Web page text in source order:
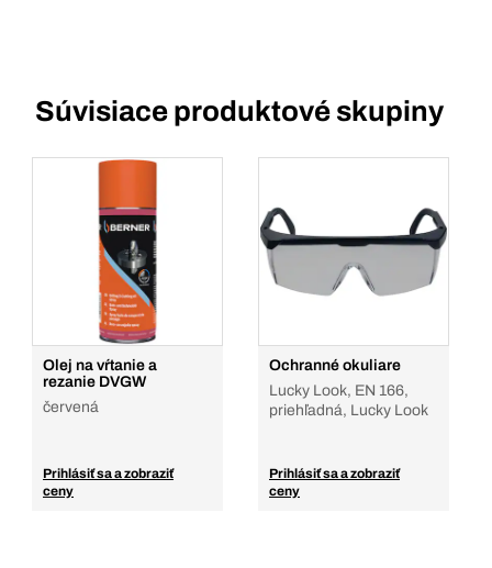
Súvisiace produktové skupiny
Olej na vŕtanie a
rezanie DVGW
červená
Prihlásiť sa a zobraziť
ceny
Ochranné okuliare
Lucky Look, EN 166,
priehľadná, Lucky Look
Prihlásiť sa a zobraziť
ceny